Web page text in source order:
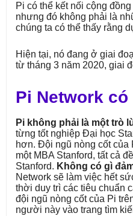
Pi có thể kết nối cộng
nhưng đó không phải là
chúng ta có thể thấy rằng
Hiện tại, nó đang ở giai
từ tháng 3 năm 2020, giai
Pi Network
Pi không phải là một trò
từng tốt nghiệp Đại học
hơn. Đội ngũ nòng cốt
một MBA Stanford, tất cả
Stanford. Không có gì
Network sẽ làm việc hết
thời duy trì các tiêu chuẩn
đội ngũ nòng cốt của Pi
người này vào trang tìm